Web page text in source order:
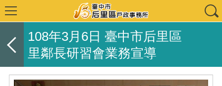
108年3月6日 臺中市后里區
里鄰長研習會業務宣導